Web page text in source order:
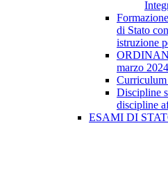
di Stato
istruzione
marzo 2024
Curriculum
Discipline
discipline
ESAMI DI